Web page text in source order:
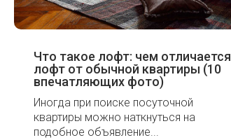
Что такое лофт: чем отличается
лофт от обычной квартиры (10
впечатляющих фото)
Иногда при поиске посуточной
квартиры можно наткнуться на
подобное объявление...